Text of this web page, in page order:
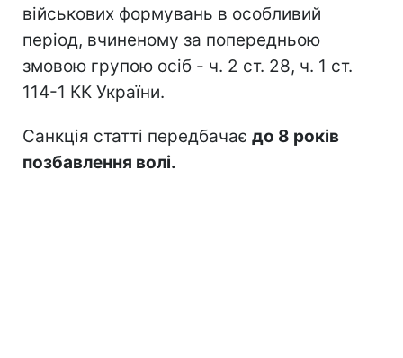
військових формувань в особливий
період, вчиненому за попередньою
змовою групою осіб - ч. 2 ст. 28, ч. 1 ст.
114-1 КК України.
Санкція статті передбачає до 8 років
позбавлення волі.